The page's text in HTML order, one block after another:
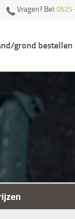
Vragen? Bel:0525
grond bestellen